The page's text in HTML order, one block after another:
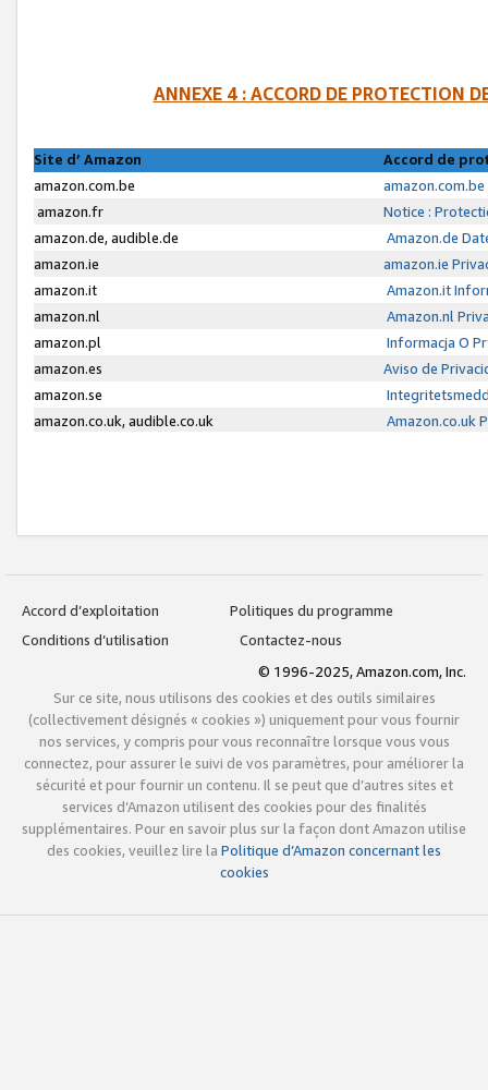
ANNEXE 4 : ACCORD DE PROTECTION
Site d’ Amazon
Accord de
amazon.com.be
amazon.fr
Notice :
amazon.de, audible.de
Amazon.de
amazon.ie
amazon.ie
amazon.it
Amazon.it
amazon.nl
Amazon.nl
amazon.pl
Informacja O
amazon.es
Aviso de
amazon.se
amazon.co.uk, audible.co.uk
Amazon.co.uk
Accord d’exploitation
Politiques du programme
Conditions d’utilisation
Contactez-nous
© 1996-2025, Amazon.com, Inc.
Sur ce site, nous utilisons des cookies et des outils similaires
(collectivement désignés « cookies ») uniquement pour vous fournir
nos services, y compris pour vous reconnaître lorsque vous vous
connectez, pour assurer le suivi de vos paramètres, pour améliorer la
sécurité et pour fournir un contenu. Il se peut que d’autres sites et
services d’Amazon utilisent des cookies pour des finalités
supplémentaires. Pour en savoir plus sur la façon dont Amazon utilise
des cookies, veuillez lire la Politique d’Amazon concernant les
cookies